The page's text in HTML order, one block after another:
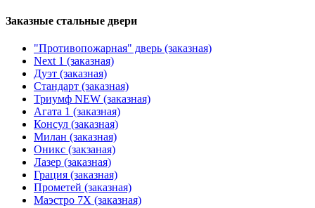
Заказные стальные двери
"Противопожарная" дверь (заказная)
Next 1 (заказная)
Дуэт (заказная)
Стандарт (заказная)
Триумф NEW (заказная)
Агата 1 (заказная)
Консул (заказная)
Милан (заказная)
Оникс (закзаная)
Лазер (заказная)
Грация (заказная)
Прометей (заказная)
Маэстро 7Х (заказная)